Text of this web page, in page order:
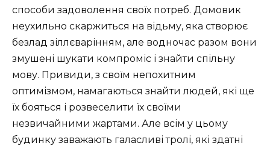
способи задоволення своїх потреб. Домовик
неухильно скаржиться на відьму, яка створює
безлад зіллєварінням, але водночас разом вони
змушені шукати компроміс і знайти спільну
мову. Привиди, з своїм непохитним
оптимізмом, намагаються знайти людей, які ще
їх бояться і розвеселити їх своїми
незвичайними жартами. Але всім у цьому
будинку заважають галасливі тролі, які здатні